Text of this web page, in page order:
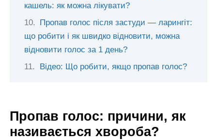
кашель: як можна лікувати?
Пропав голос після застуди — ларингіт:
що робити і як швидко відновити, можна
відновити голос за 1 день?
Відео: Що робити, якщо пропав голос?
Пропав голос: причини, як
називається хвороба?